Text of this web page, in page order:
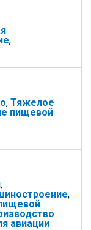
,
, Тяжелое
пищевой
,
,
авиации